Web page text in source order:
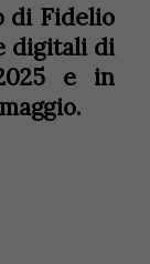
di Fidelio
digitali di
e in